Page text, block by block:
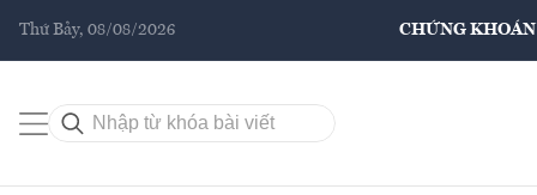
Thứ Bảy, 08/08/2026 CHỨNG KHOÁN